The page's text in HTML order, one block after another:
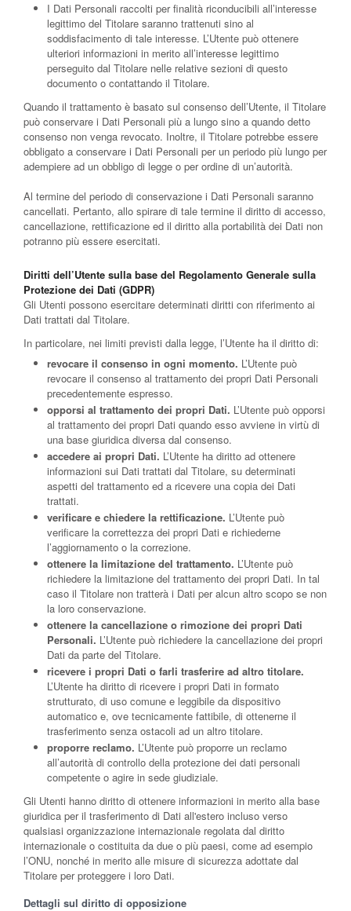
I Dati Personali raccolti per finalità riconducibili all’interesse
legittimo del Titolare saranno trattenuti sino al
soddisfacimento di tale interesse. L’Utente può ottenere
ulteriori informazioni in merito all’interesse legittimo
perseguito dal Titolare nelle relative sezioni di questo
documento o contattando il Titolare.
Quando il trattamento è basato sul consenso dell’Utente, il Titolare
può conservare i Dati Personali più a lungo sino a quando detto
consenso non venga revocato. Inoltre, il Titolare potrebbe essere
obbligato a conservare i Dati Personali per un periodo più lungo per
adempiere ad un obbligo di legge o per ordine di un’autorità.
Al termine del periodo di conservazione i Dati Personali saranno
cancellati. Pertanto, allo spirare di tale termine il diritto di accesso,
cancellazione, rettificazione ed il diritto alla portabilità dei Dati non
potranno più essere esercitati.
Diritti dell’Utente sulla base del Regolamento Generale sulla
Protezione dei Dati (GDPR)
Gli Utenti possono esercitare determinati diritti con riferimento ai
Dati trattati dal Titolare.
In particolare, nei limiti previsti dalla legge, l’Utente ha il diritto di:
revocare il consenso in ogni momento. L’Utente può
revocare il consenso al trattamento dei propri Dati Personali
precedentemente espresso.
opporsi al trattamento dei propri Dati. L’Utente può opporsi
al trattamento dei propri Dati quando esso avviene in virtù di
una base giuridica diversa dal consenso.
accedere ai propri Dati. L’Utente ha diritto ad ottenere
informazioni sui Dati trattati dal Titolare, su determinati
aspetti del trattamento ed a ricevere una copia dei Dati
trattati.
verificare e chiedere la rettificazione. L’Utente può
verificare la correttezza dei propri Dati e richiederne
l’aggiornamento o la correzione.
ottenere la limitazione del trattamento. L’Utente può
richiedere la limitazione del trattamento dei propri Dati. In tal
caso il Titolare non tratterà i Dati per alcun altro scopo se non
la loro conservazione.
ottenere la cancellazione o rimozione dei propri Dati
Personali. L’Utente può richiedere la cancellazione dei propri
Dati da parte del Titolare.
ricevere i propri Dati o farli trasferire ad altro titolare.
L’Utente ha diritto di ricevere i propri Dati in formato
strutturato, di uso comune e leggibile da dispositivo
automatico e, ove tecnicamente fattibile, di ottenerne il
trasferimento senza ostacoli ad un altro titolare.
proporre reclamo. L’Utente può proporre un reclamo
all’autorità di controllo della protezione dei dati personali
competente o agire in sede giudiziale.
Gli Utenti hanno diritto di ottenere informazioni in merito alla base
giuridica per il trasferimento di Dati all'estero incluso verso
qualsiasi organizzazione internazionale regolata dal diritto
internazionale o costituita da due o più paesi, come ad esempio
l’ONU, nonché in merito alle misure di sicurezza adottate dal
Titolare per proteggere i loro Dati.
Dettagli sul diritto di opposizione